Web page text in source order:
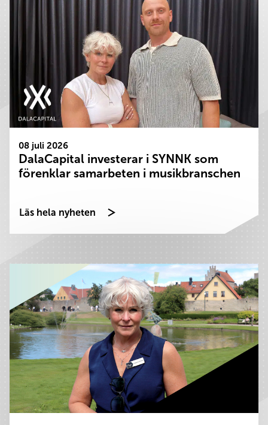
08 juli 2026
DalaCapital investerar i SYNNK som
förenklar samarbeten i musikbranschen
Läs hela nyheten